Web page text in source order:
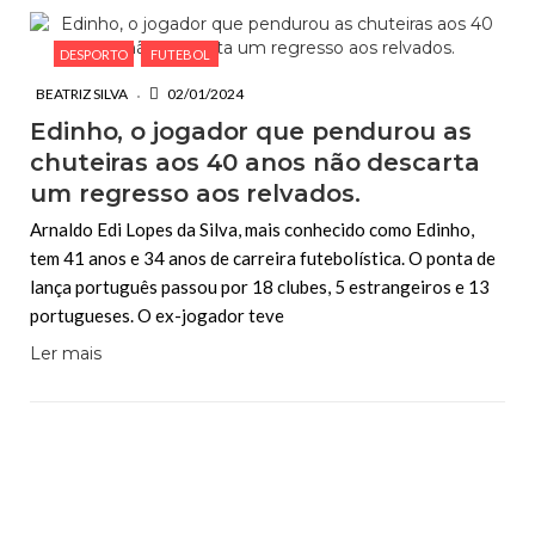
DESPORTO FUTEBOL
BEATRIZ SILVA 02/01/2024
Edinho, o jogador que pendurou as
chuteiras aos 40 anos não descarta
um regresso aos relvados.
Arnaldo Edi Lopes da Silva, mais conhecido como Edinho,
tem 41 anos e 34 anos de carreira futebolística. O ponta de
lança português passou por 18 clubes, 5 estrangeiros e 13
portugueses. O ex-jogador teve
Ler mais